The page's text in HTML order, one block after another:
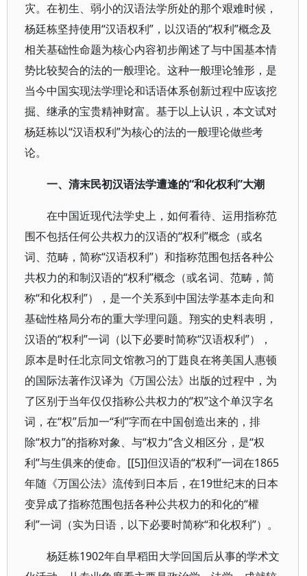
灾。在初生、弱小的汉语法学所处的那个艰难时候，
杨廷栋坚持使用“汉语权利”，以汉语的“权利”概念及
相关基础性命题为核心内容初步阐述了与中国基本情
势比较契合的法的一般理论。这种一般理论雏形，是
当今中国实现法学理论和话语体系创新过程中应该挖
掘、继承的宝贵精神财富。基于以上认识，本文试对
杨廷栋以“汉语权利”为核心的法的一般理论做些考
论。
一、清末民初汉语法学遭逢的“和化权利”大潮
在中国近现代法学史上，如何看待、运用指称范
围不包括任何公共权力的汉语的“权利”概念（或名
词、范畴，简称“汉语权利”）和指称范围包括各种公
共权力的和制汉语的“权利”概念（或名词、范畴，简
称“和化权利”），是一个关系到中国法学基本走向和
基础性格局分布的重大学理问题。翔实的史料表明，
汉语的“权利”一词（以下必要时简称“汉语权利”），
原本是时任北京同文馆教习的丁韪良在将美国人惠顿
的国际法著作汉译为《万国公法》出版的过程中，为
了区别于当年仅仅指称公共权力的“权”这个单汉字名
词，在“权”后加一“利”字而在中国创造出来的，排
除“权力”的指称对象、与“权力”含义相区分，是“权
利”与生俱来的使命。[[5]]但汉语的“权利”一词在1865
年随《万国公法》流传到日本后，在19世纪末的日本
变异成了指称范围包括各种公共权力的和化的“權
利”一词（实为日语，以下必要时简称“和化权利”）。
杨廷栋1902年自早稻田大学回国后从事的学术文